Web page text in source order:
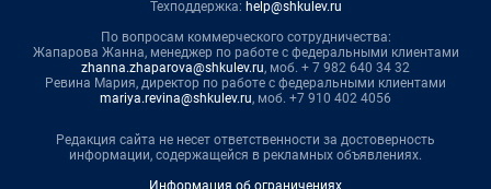
Техподдержка: help@shkulev.ru
По вопросам коммерческого сотрудничества:
Жапарова Жанна, менеджер по работе с федеральными клиентами
zhanna.zhaparova@shkulev.ru, моб. + 7 982 640 34 32
Ревина Мария, директор по работе с федеральными клиентами
mariya.revina@shkulev.ru, моб. +7 910 402 4056
Редакция сайта не несет ответственности за достоверность
информации, содержащейся в рекламных объявлениях.
Информация об ограничениях